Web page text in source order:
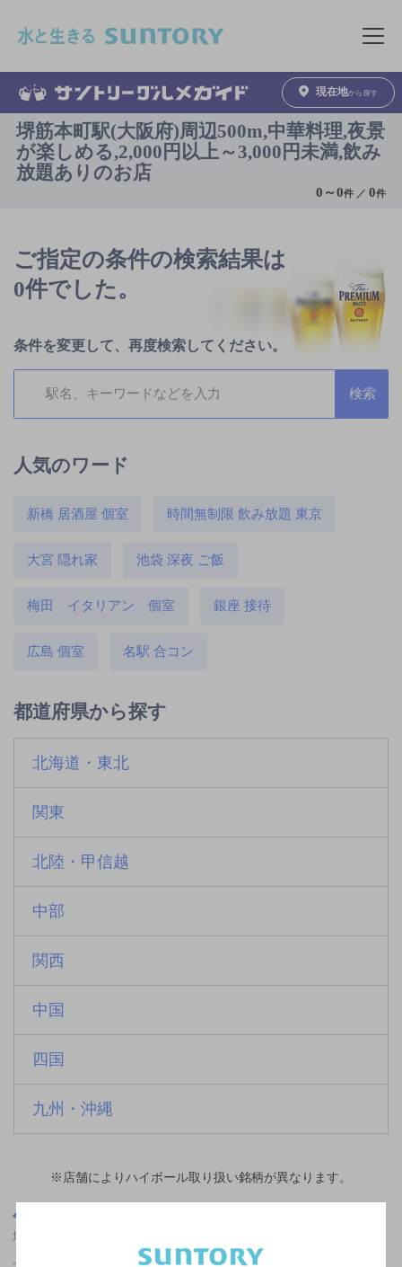
メニュ
現在地から探す
堺筋本町駅(大阪府)周辺500m,中華料理,夜景
が楽しめる,2,000円以上～3,000円未満,飲み
放題ありのお店
0 ～0件 ／0件
ご指定の条件の検索結果は
0件でした。
条件を変更して、再度検索してください。
人気のワード
新橋 居酒屋 個室 時間無制限 飲み放題 東京
大宮 隠れ家 池袋 深夜 ご飯
梅田 イタリアン 個室 銀座 接待
広島 個室 名駅 合コン
都道府県から探す
北海道・東北
関東
北陸・甲信越
中部
関西
中国
四国
九州・沖縄
※店舗によりハイボール取り扱い銘柄が異なります。
堺筋本町駅(大阪府)周辺500m,中華料理,夜景が楽しめる,2,000円以
上～3,000円未満,飲み放題ありのお店